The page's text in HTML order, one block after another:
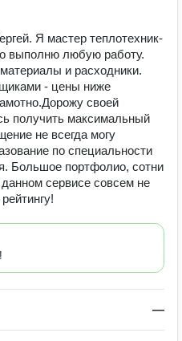
Я мастер теплотехник-
выполню любую работу.
и расходники.
- цены ниже
своей
получить максимальный
не всегда могу
по специальности
Большое портфолио, сотни
сервисе совсем не
—